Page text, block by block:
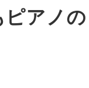
アノ